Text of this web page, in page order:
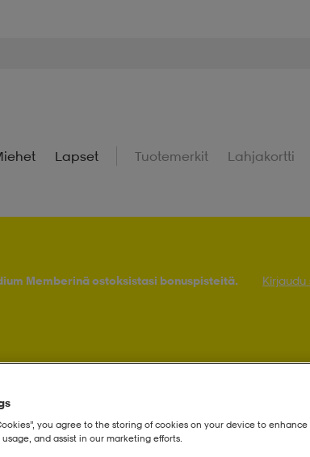
Lapset Tuotemerkit Lahjakortti
Memberinä ostoksistasi bonuspisteitä. Kirjaudu
you agree to the storing of cookies on your device to enhance
and assist in our marketing efforts.